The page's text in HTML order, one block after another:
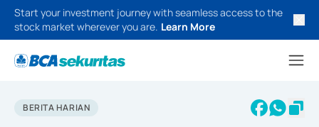
Start your investment journey with seamless access to the
stock market wherever you are. Learn More
BERITA HARIAN